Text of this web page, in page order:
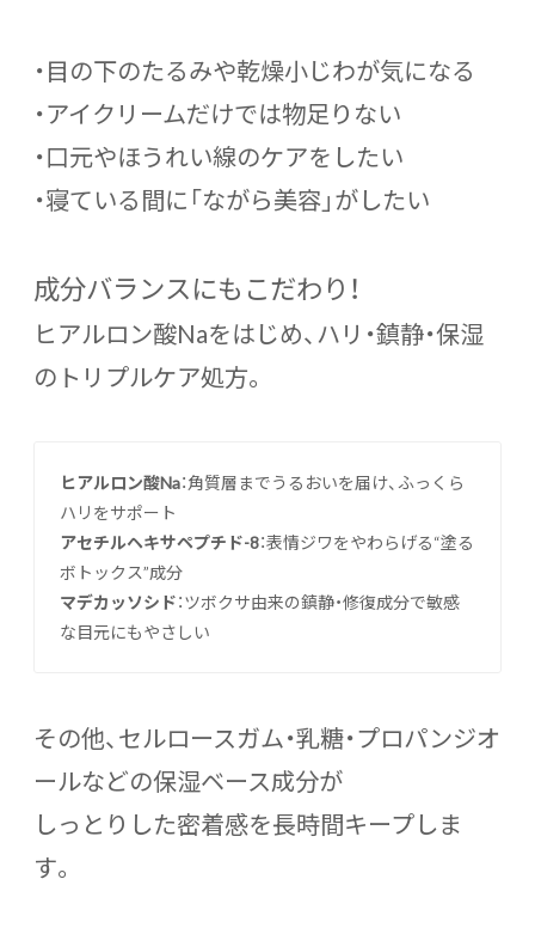
・目の下のたるみや乾燥小じわが気になる
・アイクリームだけでは物足りない
・口元やほうれい線のケアをしたい
・寝ている間に「ながら美容」がしたい
成分バランスにもこだわり！
ヒアルロン酸Naをはじめ、ハリ・鎮静・保湿
のトリプルケア処方。
ヒアルロン酸Na：角質層までうるおいを届け、ふっくら
ハリをサポート
アセチルヘキサペプチド-8：表情ジワをやわらげる“塗る
ボトックス”成分
マデカッソシド：ツボクサ由来の鎮静・修復成分で敏感
な目元にもやさしい
その他、セルロースガム・乳糖・プロパンジオ
ールなどの保湿ベース成分が
しっとりした密着感を長時間キープしま
す。